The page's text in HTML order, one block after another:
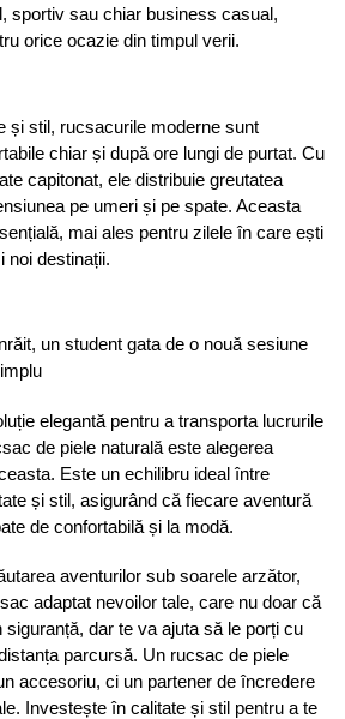
sportiv sau chiar business casual,
orice ocazie din timpul verii.
și stil, rucsacurile moderne sunt
chiar și după ore lungi de purtat. Cu
capitonat, ele distribuie greutatea
pe umeri și pe spate. Aceasta
mai ales pentru zilele în care ești
noi destinații.
un student gata de o nouă sesiune
elegantă pentru a transporta lucrurile
de piele naturală este alegerea
Este un echilibru ideal între
și stil, asigurând că fiecare aventură
de confortabilă și la modă.
aventurilor sub soarele arzător,
adaptat nevoilor tale, care nu doar că
dar te va ajuta să le porți cu
parcursă. Un rucsac de piele
accesoriu, ci un partener de încredere
Investește în calitate și stil pentru a te